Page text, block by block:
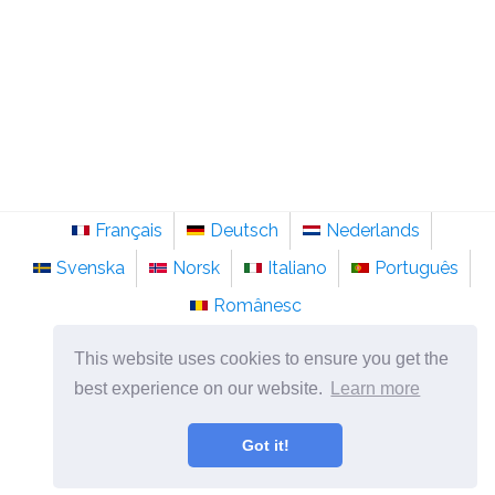
This website uses cookies to ensure you get the
best experience on our website.
Learn more
Got it!
Français Deutsch
Nederlands
Svenska
Norsk Italiano
Português
Românesc
©2026sv.sainte-anastasie.org
Psykologi, filosofi och tänkande om livet.